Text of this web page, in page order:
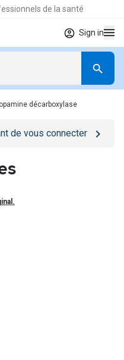
de la santé
Sign in
décarboxylase
de vous connecter